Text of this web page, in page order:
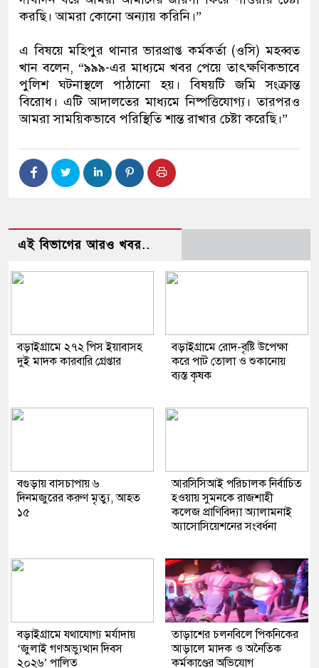
করছি। আমরা কোনো অন্যায় করিনি।”
এ বিষয়ে মহিপুর থানার ভারপ্রাপ্ত কর্মকর্তা (ওসি) মহব্বত
খান বলেন, “৯৯৯-এর মাধ্যমে খবর পেয়ে তাৎক্ষণিকভাবে
পুলিশ ঘটনাস্থলে পাঠানো হয়। বিষয়টি জমি সংক্রান্ত
বিরোধ। এটি আদালতের মাধ্যমে নিষ্পত্তিযোগ্য। তারপরও
আমরা সাময়িকভাবে পরিস্থিতি শান্ত রাখার চেষ্টা করেছি।”
এই বিভাগের আরও খবর..
বড়াইগ্রামে ২৭২ পিস ইয়াবাসহ
দুই মাদক কারবারি গ্রেপ্তার
বড়াইগ্রামে রোদ-বৃষ্টি উপেক্ষা
করে পাট তোলা ও শুকানোয়
ব্যস্ত কৃষক
বগুড়ায় বাসচাপায় ৬
দিনমজুরের করুণ মৃত্যু, আহত
১৫
আরসিসিআই পরিচালক নির্বাচিত
হওয়ায় সুমনকে রাজশাহী
কলেজ প্রাণিবিদ্যা অ্যালামনাই
অ্যাসোসিয়েশনের সংবর্ধনা
বড়াইগ্রামে যথাযোগ্য মর্যাদায়
‘জুলাই গণঅভ্যুত্থান দিবস
২০২৬’ পালিত
তাড়াশের চলনবিলে পিকনিকের
আড়ালে মাদক ও অনৈতিক
কর্মকাণ্ডের অভিযোগ